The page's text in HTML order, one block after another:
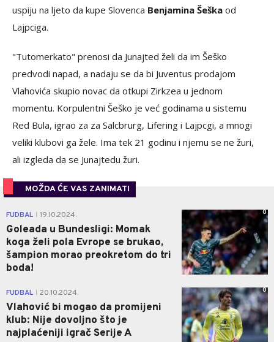
uspiju na ljeto da kupe Slovenca Benjamina Šeška od
Lajpciga.
"Tutomerkato" prenosi da Junajted želi da im Šeško
predvodi napad, a nadaju se da bi Juventus prodajom
Vlahovića skupio novac da otkupi Zirkzea u jednom
momentu. Korpulentni Šeško je već godinama u sistemu
Red Bula, igrao za za Salcbrurg, Lifering i Lajpcgi, a mnogi
veliki klubovi ga žele. Ima tek 21 godinu i njemu se ne žuri,
ali izgleda da se Junajtedu žuri.
MOŽDA ĆE VAS ZANIMATI
FUDBAL 19.10.2024.
Goleada u Bundesligi: Momak
koga želi pola Evrope se brukao,
šampion morao preokretom do tri
boda!
0
FUDBAL 20.10.2024.
Vlahović bi mogao da promijeni
klub: Nije dovoljno što je
najplaćeniji igrač Serije A
0